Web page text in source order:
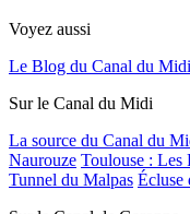
Voyez aussi
Le Blog du Canal du Midi
Sur le Canal du Midi
La source du Canal du
Naurouze Toulouse : Les
Tunnel du Malpas Écluse